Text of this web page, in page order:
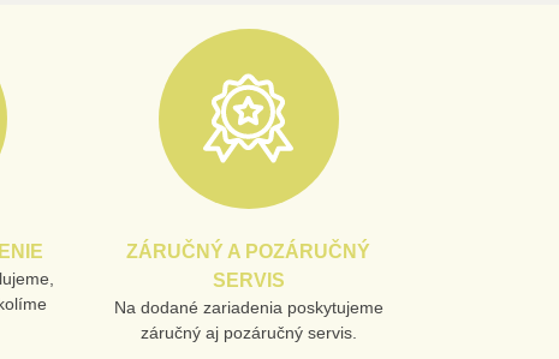
ZÁRUČNÝ A POZÁRUČNÝ
SERVIS
Na dodané zariadenia poskytujeme
záručný aj pozáručný servis.